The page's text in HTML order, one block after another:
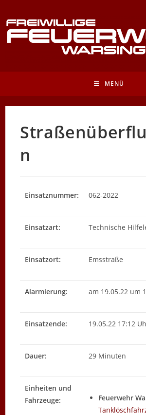
Inhalt
springen
MENÜ
n
Einsatznummer: 062-2022
Einsatzart: Technische
Einsatzort: Emsstraße
Alarmierung: am 19.05.22 um
Einsatzende: 19.05.22 17:12
Dauer: 29 Minuten
Einheiten und
Fahrzeuge:
Feuerwehr